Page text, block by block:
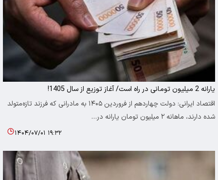
یارانه 2 میلیون تومانی در راه است/ آغاز توزیع از سال 1405!
اقتصاد ایرانی: دولت چهاردهم از فروردین ۱۴۰۵ به مادرانی که فرزند تازه‌متولد
شده دارند، ماهانه ۲ میلیون تومان یارانه در…
۱۴۰۴/۰۷/۰۱ ۱۹:۳۲